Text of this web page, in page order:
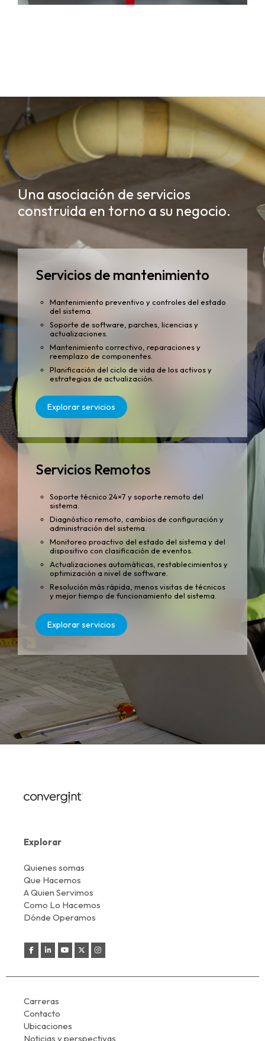
Una asociación de servicios
construida en torno a su negocio.
Servicios de mantenimiento
Mantenimiento preventivo y controles del estado
del sistema.
Soporte de software, parches, licencias y
actualizaciones.
Mantenimiento correctivo, reparaciones y
reemplazo de componentes.
Planificación del ciclo de vida de los activos y
estrategias de actualización.
Explorar servicios
Servicios Remotos
Soporte técnico 24×7 y soporte remoto del
sistema.
Diagnóstico remoto, cambios de configuración y
administración del sistema.
Monitoreo proactivo del estado del sistema y del
dispositivo con clasificación de eventos.
Actualizaciones automáticas, restablecimientos y
optimización a nivel de software.
Resolución más rápida, menos visitas de técnicos
y mejor tiempo de funcionamiento del sistema.
Explorar servicios
Explorar
Quienes somas
Que Hacemos
A Quien Servimos
Como Lo Hacemos
Dónde Operamos
Carreras
Contacto
Ubicaciones
Noticias y perspectivas